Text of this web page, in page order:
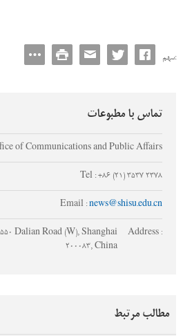
سهم:
تماس با مطبوعات
of Communications and Public Affairs
Tel : +86 (21) 3537 2378
Email :news@shisu.edu.cn
Address :
550 Dalian Road (W), Shanghai
200083, China
مطالب مرتبط